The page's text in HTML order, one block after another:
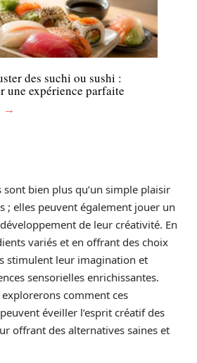
des suchi ou sushi :
une expérience parfaite
sont bien plus qu’un simple plaisir
; elles peuvent également jouer un
de leur créativité. En
variés et en offrant des choix
stimulent leur imagination et
sensorielles enrichissantes.
comment ces
éveiller l’esprit créatif des
offrant des alternatives saines et